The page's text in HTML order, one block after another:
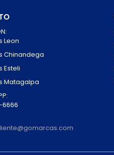
Leon
Chinandega
Esteli
Matagalpa
6666